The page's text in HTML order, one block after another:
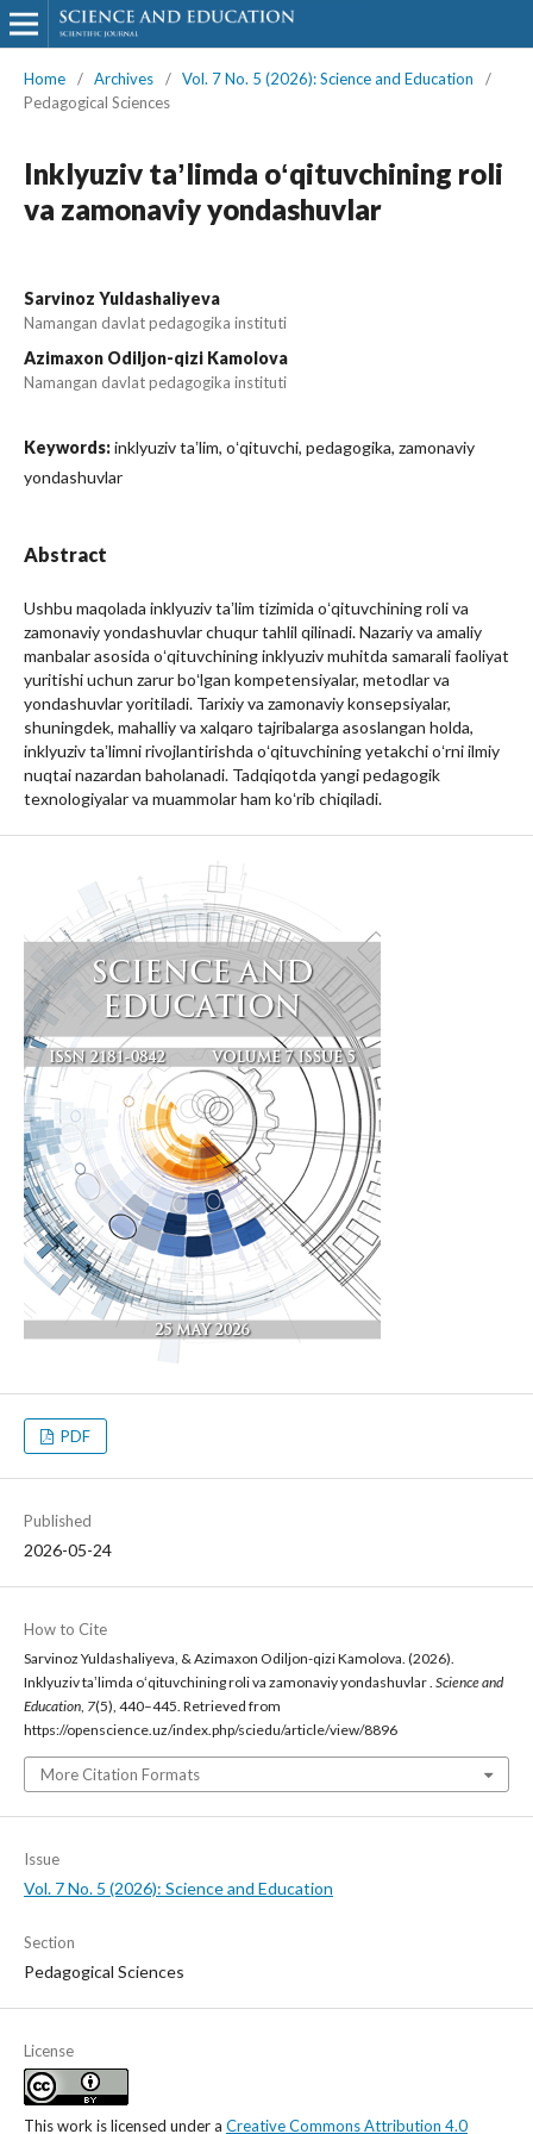
Home / Archives / Vol. 7 No. 5 (2026): Science and Education
/
Pedagogical Sciences
Inklyuziv taʼlimda oʻqituvchining roli
va zamonaviy yondashuvlar
Sarvinoz Yuldashaliyeva
Namangan davlat pedagogika instituti
Azimaxon Odiljon-qizi Kamolova
Namangan davlat pedagogika instituti
Keywords:inklyuziv taʼlim, oʻqituvchi, pedagogika, zamonaviy
yondashuvlar
Abstract
Ushbu maqolada inklyuziv taʼlim tizimida oʻqituvchining roli va
zamonaviy yondashuvlar chuqur tahlil qilinadi. Nazariy va amaliy
manbalar asosida oʻqituvchining inklyuziv muhitda samarali faoliyat
yuritishi uchun zarur boʻlgan kompetensiyalar, metodlar va
yondashuvlar yoritiladi. Tarixiy va zamonaviy konsepsiyalar,
shuningdek, mahalliy va xalqaro tajribalarga asoslangan holda,
inklyuziv taʼlimni rivojlantirishda oʻqituvchining yetakchi oʻrni ilmiy
nuqtai nazardan baholanadi. Tadqiqotda yangi pedagogik
texnologiyalar va muammolar ham koʻrib chiqiladi.
PDF
Published
2026-05-24
How to Cite
Sarvinoz Yuldashaliyeva, & Azimaxon Odiljon-qizi Kamolova. (2026).
Inklyuziv taʼlimda oʻqituvchining roli va zamonaviy yondashuvlar . Science and
Education, 7(5), 440–445. Retrieved from
https://openscience.uz/index.php/sciedu/article/view/8896
More Citation Formats
Issue
Vol. 7 No. 5 (2026): Science and Education
Section
Pedagogical Sciences
License
This work is licensed under a Creative Commons Attribution 4.0